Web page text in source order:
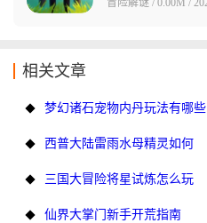
冒险解谜 / 0.00M /
相关文章
梦幻诸石宠物内丹玩法有哪些
西普大陆雷雨水母精灵如何
三国大冒险将星试炼怎么玩
仙界大掌门新手开荒指南